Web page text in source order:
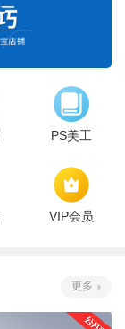
PS美工
VIP会员
更多